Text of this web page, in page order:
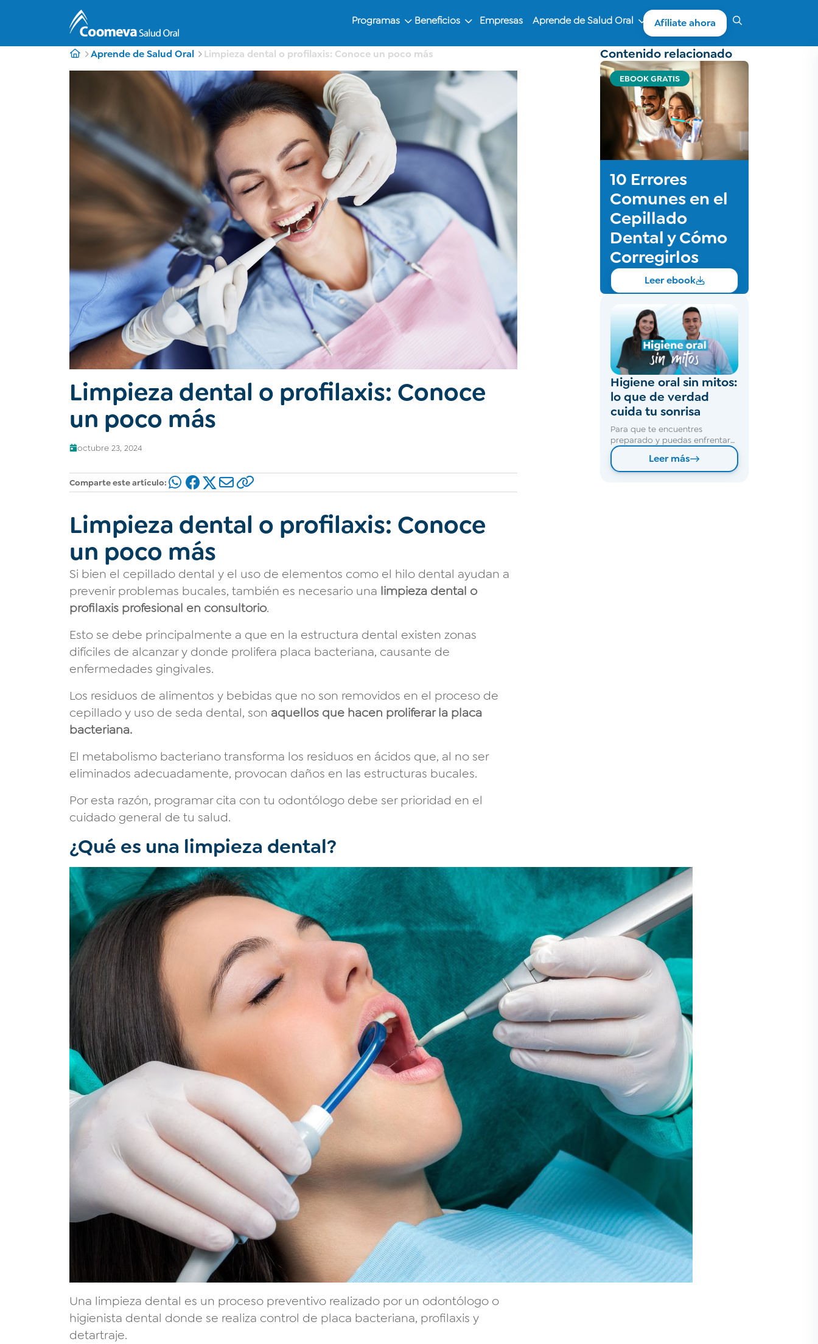
Programas Beneficios Empresas Aprende de Salud Oral Afíliate ahora
Aprende de Salud Oral Limpieza dental o profilaxis: Conoce un poco más
Limpieza dental o profilaxis: Conoce
un poco más
octubre 23, 2024
Comparte este artículo:
Limpieza dental o profilaxis: Conoce
un poco más
Si bien el cepillado dental y el uso de elementos como el hilo dental ayudan a
prevenir problemas bucales, también es necesario una limpieza dental o
profilaxis profesional en consultorio.
Esto se debe principalmente a que en la estructura dental existen zonas
difíciles de alcanzar y donde prolifera placa bacteriana, causante de
enfermedades gingivales.
Los residuos de alimentos y bebidas que no son removidos en el proceso de
cepillado y uso de seda dental, son aquellos que hacen proliferar la placa
bacteriana.
El metabolismo bacteriano transforma los residuos en ácidos que, al no ser
eliminados adecuadamente, provocan daños en las estructuras bucales.
Por esta razón, programar cita con tu odontólogo debe ser prioridad en el
cuidado general de tu salud.
¿Qué es una limpieza dental?
Una limpieza dental es un proceso preventivo realizado por un odontólogo o
higienista dental donde se realiza control de placa bacteriana, profilaxis y
detartraje.
Contenido relacionado
EBOOK GRATIS
10 Errores
Comunes en el
Cepillado
Dental y Cómo
Corregirlos
Leer ebook
Higiene oral sin mitos:
lo que de verdad
cuida tu sonrisa
Para que te encuentres
preparado y puedas enfrentar
alguno de estos escenarios, es
fundamental que cuentes con
un seguro confiable que te
Leer más